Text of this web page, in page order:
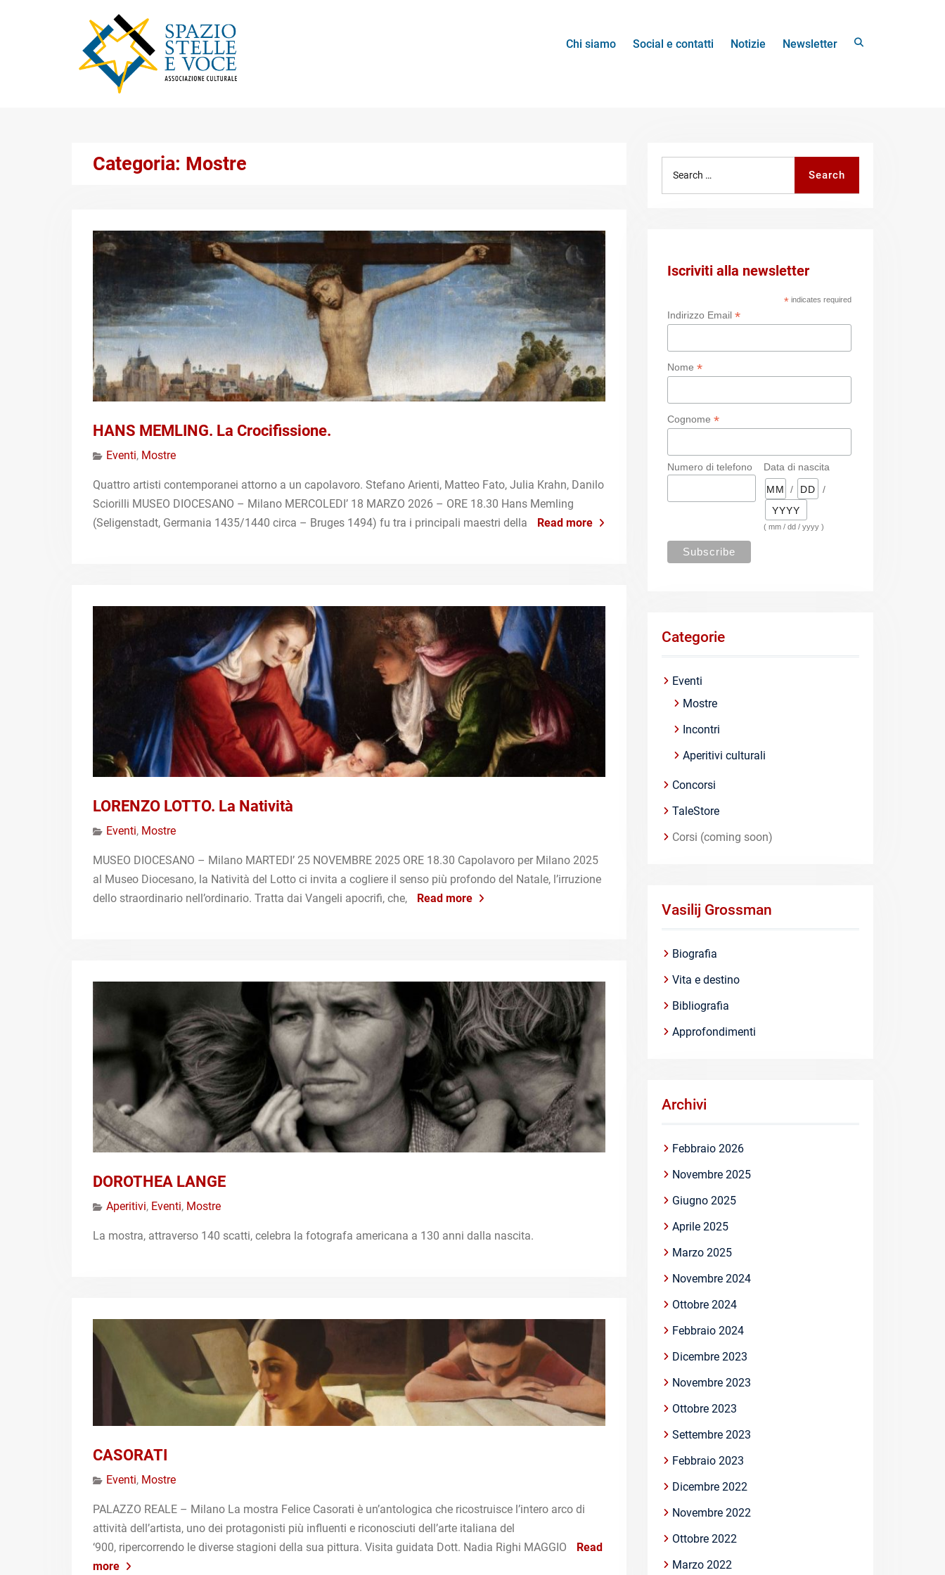
Chi siamo Social e contatti Notizie Newsletter
Categoria: Mostre
HANS MEMLING. La Crocifissione.
Eventi, Mostre
Quattro artisti contemporanei attorno a un capolavoro. Stefano Arienti, Matteo Fato, Julia Krahn, Danilo
Sciorilli MUSEO DIOCESANO – Milano MERCOLEDI’ 18 MARZO 2026 – ORE 18.30 Hans Memling
(Seligenstadt, Germania 1435/1440 circa – Bruges 1494) fu tra i principali maestri della
Read more
LORENZO LOTTO. La Natività
Eventi, Mostre
MUSEO DIOCESANO – Milano MARTEDI’ 25 NOVEMBRE 2025 ORE 18.30 Capolavoro per Milano 2025
al Museo Diocesano, la Natività del Lotto ci invita a cogliere il senso più profondo del Natale, l’irruzione
dello straordinario nell’ordinario. Tratta dai Vangeli apocrifi, che,
Read more
DOROTHEA LANGE
Aperitivi, Eventi, Mostre
La mostra, attraverso 140 scatti, celebra la fotografa americana a 130 anni dalla nascita.
CASORATI
Eventi, Mostre
PALAZZO REALE – Milano La mostra Felice Casorati è un’antologica che ricostruisce l’intero arco di
attività dell’artista, uno dei protagonisti più influenti e riconosciuti dell’arte italiana del
‘900, ripercorrendo le diverse stagioni della sua pittura. Visita guidata Dott. Nadia Righi MAGGIO
Read
more
Search
Iscriviti alla newsletter
* indicates required
Indirizzo Email*
Nome*
Cognome*
Numero di telefono
Data di nascita
/
/
( mm / dd / yyyy )
Categorie
Eventi
Mostre
Incontri
Aperitivi culturali
Concorsi
TaleStore
Corsi (coming soon)
Vasilij Grossman
Biografia
Vita e destino
Bibliografia
Approfondimenti
Archivi
Febbraio 2026
Novembre 2025
Giugno 2025
Aprile 2025
Marzo 2025
Novembre 2024
Ottobre 2024
Febbraio 2024
Dicembre 2023
Novembre 2023
Ottobre 2023
Settembre 2023
Febbraio 2023
Dicembre 2022
Novembre 2022
Ottobre 2022
Marzo 2022